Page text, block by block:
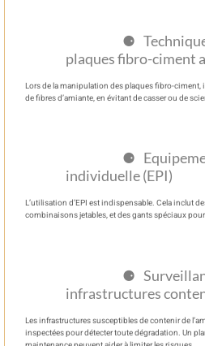
plaques fibro-ciment
Lors de la manipulation des plaques fibro-
de fibres d’amiante, en évitant de casser ou de
individuelle (EPI)
L’utilisation d’EPI est indispensable. Cela inclut
combinaisons jetables, et des gants spéciaux
infrastructures
Les infrastructures susceptibles de contenir de
inspectées pour détecter toute dégradation. Un